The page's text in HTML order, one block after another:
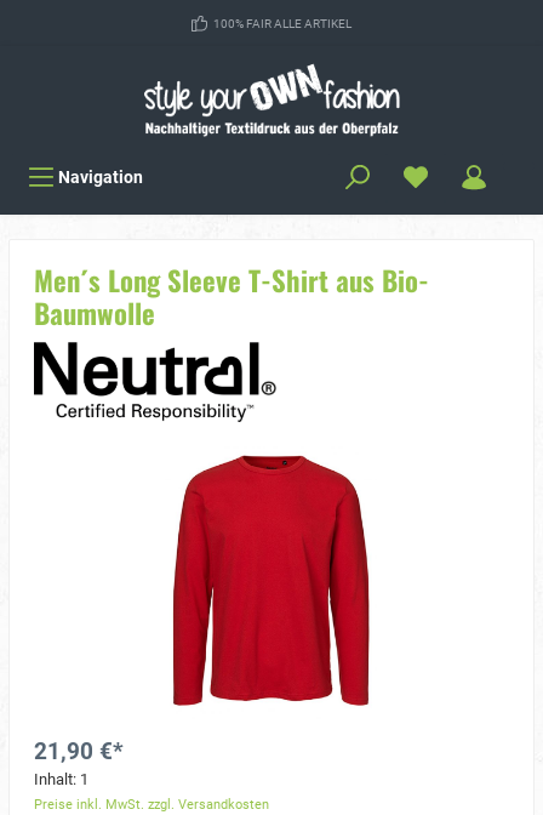
100% FAIR ALLE ARTIKEL
Navigation
Men´s Long Sleeve T-Shirt aus Bio-
Baumwolle
21,90 €*
Inhalt: 1
Preise inkl. MwSt. zzgl. Versandkosten